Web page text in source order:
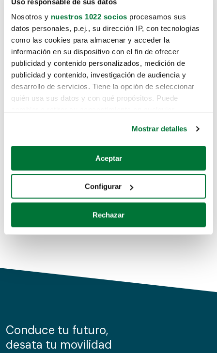
Nosotros y nuestros 1022 socios procesamos sus
datos personales, p.ej., su dirección IP, con tecnologías
como las cookies para almacenar y acceder la
información en su dispositivo con el fin de ofrecer
publicidad y contenido personalizados, medición de
publicidad y contenido, investigación de audiencia y
desarrollo de servicios. Tiene la opción de seleccionar
quién usa sus datos y con qué propósitos. Puede
Si lo permite, también quisiéramos:
Recopilar información sobre su ubicación geográfica
Identificar su dispositivo analizándolo activamente
para buscar características específicas (huellas
Obtenga más información sobre cómo se procesan sus
de cookies.
información sobre el uso que haga del sitio web con
nuestros partners de redes sociales, publicidad y análisis
Mostrar detalles
Aceptar
Configurar
Rechazar
Lo sentimos, no sabemos como
te hemos traido hasta aquí.
Pero puedes encontrar el coche que estás
buscando en alguno de estos enlaces:
Coches de segunda mano
Coches de km0
Conduce tu futuro,
desata tu movilidad